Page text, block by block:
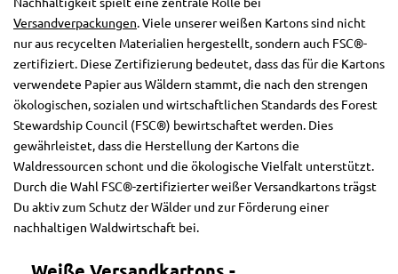
Versandverpackungen. Viele unserer weißen Kartons sind nicht
nur aus recycelten Materialien hergestellt, sondern auch FSC®-
zertifiziert. Diese Zertifizierung bedeutet, dass das für die Kartons
verwendete Papier aus Wäldern stammt, die nach den strengen
ökologischen, sozialen und wirtschaftlichen Standards des Forest
Stewardship Council (FSC®) bewirtschaftet werden. Dies
gewährleistet, dass die Herstellung der Kartons die
Waldressourcen schont und die ökologische Vielfalt unterstützt.
Durch die Wahl FSC®-zertifizierter weißer Versandkartons trägst
Du aktiv zum Schutz der Wälder und zur Förderung einer
nachhaltigen Waldwirtschaft bei.